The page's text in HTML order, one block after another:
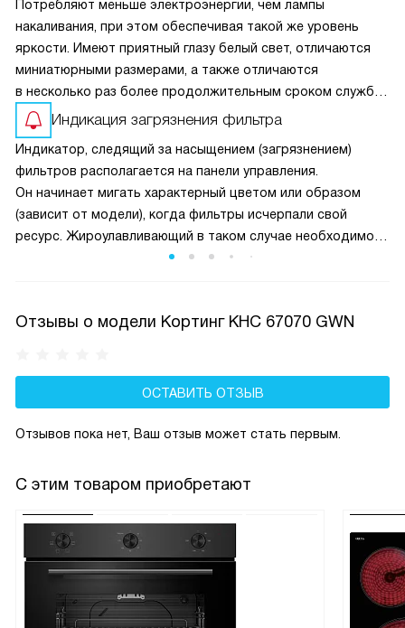
Потребляют меньше электроэнергии, чем лампы
накаливания, при этом обеспечивая такой же уровень
яркости. Имеют приятный глазу белый свет, отличаются
миниатюрными размерами, а также отличаются
в несколько раз более продолжительным сроком службы
по сравнению с обычными.
Индикация загрязнения фильтра
Индикатор, следящий за насыщением (загрязнением)
фильтров располагается на панели управления.
Он начинает мигать характерный цветом или образом
(зависит от модели), когда фильтры исчерпали свой
ресурс. Жироулавливающий в таком случае необходимо
помыть и почистить, а угольный — только заменить. Умная
Отзывы о модели Кортинг KHC 67070 GWN
ОСТАВИТЬ ОТЗЫВ
Отзывов пока нет, Ваш отзыв может стать первым.
С этим товаром приобретают